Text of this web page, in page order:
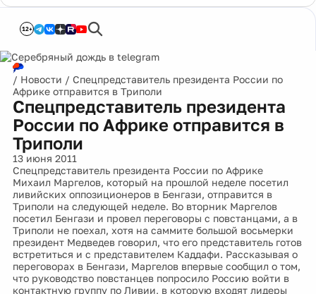
12+
/ Новости / Спецпредставитель президента России по
Африке отправится в Триполи
Спецпредставитель президента
России по Африке отправится в
Триполи
13 июня 2011
Спецпредставитель президента России по Африке
Михаил Маргелов, который на прошлой неделе посетил
ливийских оппозиционеров в Бенгази, отправится в
Триполи на следующей неделе. Во вторник Маргелов
посетил Бенгази и провел переговоры с повстанцами, а в
Триполи не поехал, хотя на саммите большой восьмерки
президент Медведев говорил, что его представитель готов
встретиться и с представителем Каддафи. Рассказывая о
переговорах в Бенгази, Маргелов впервые сообщил о том,
что руководство повстанцев попросило Россию войти в
контактную группу по Ливии, в которую входят лидеры